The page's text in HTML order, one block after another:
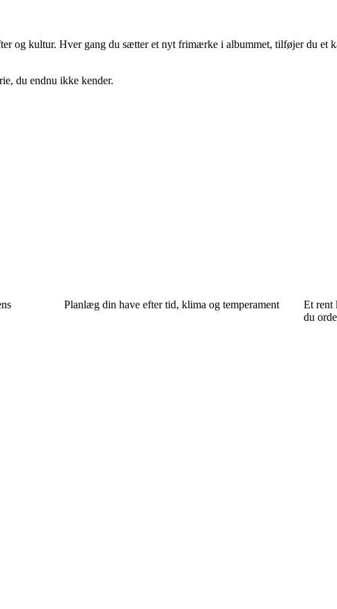
og kultur. Hver gang du sætter et nyt frimærke i albummet, tilføjer du et
du endnu ikke kender.
Planlæg din have efter tid, klima og temperament
Et rent
du